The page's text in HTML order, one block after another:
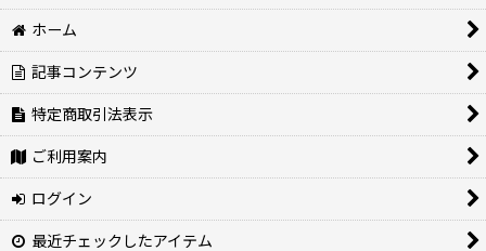
ホーム
記事コンテンツ
特定商取引法表示
ご利用案内
ログイン
最近チェックしたアイテム